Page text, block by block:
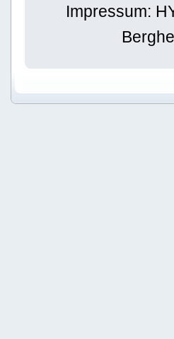
Impressum: